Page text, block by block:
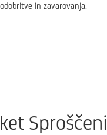
odobritve in zavarovanja.
Sproščeni